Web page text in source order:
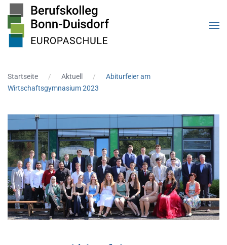
Zum Hauptinhalt springen
Startseite Aktuell
Abiturfeier am
Wirtschaftsgymnasium 2023